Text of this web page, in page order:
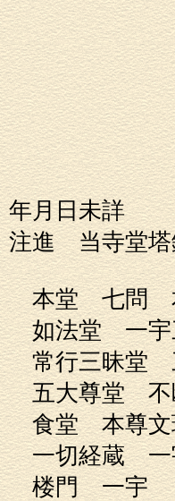
年月日未詳
注進 当寺堂塔
本堂 七問
如法堂
常行三昧堂
五大尊堂
食堂
一切経
楼門